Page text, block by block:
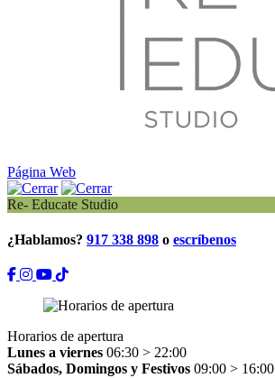
Página Web
Re- Educate Studio
¿Hablamos? 917 338 898 o escríbenos
Horarios de apertura
Lunes a viernes 06:30 > 22:00
Sábados, Domingos y Festivos 09:00 > 16:00